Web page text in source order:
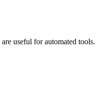
useful for automated tools.